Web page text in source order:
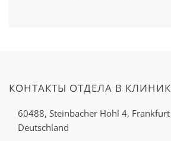
КОНТАКТЫ ОТДЕЛА В
60488, Steinbacher Hohl 4,
Deutschland